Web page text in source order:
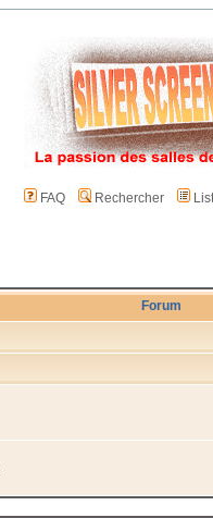
FAQ Rechercher
Forum